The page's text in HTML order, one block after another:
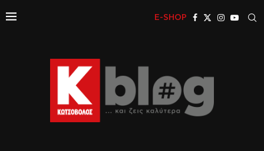
E-SHOP